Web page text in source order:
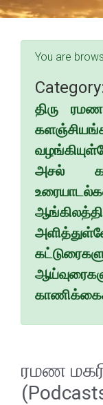
You are
திரு
அசல்
ரமண